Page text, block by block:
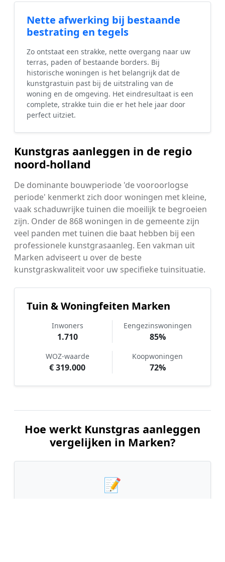
Nette afwerking bij bestaande
bestrating en tegels
Zo ontstaat een strakke, nette overgang naar uw
terras, paden of bestaande borders. Bij
historische woningen is het belangrijk dat de
kunstgrastuin past bij de uitstraling van de
woning en de omgeving. Het eindresultaat is een
complete, strakke tuin die er het hele jaar door
perfect uitziet.
Kunstgras aanleggen in de regio
noord-holland
De dominante bouwperiode 'de vooroorlogse
periode' kenmerkt zich door woningen met kleine,
vaak schaduwrijke tuinen die moeilijk te begroeien
zijn. Onder de 868 woningen in de gemeente zijn
veel panden met tuinen die baat hebben bij een
professionele kunstgrasaanleg. Een vakman uit
Marken adviseert u over de beste
kunstgraskwaliteit voor uw specifieke tuinsituatie.
Tuin & Woningfeiten Marken
Inwoners
1.710
Eengezinswoningen
85%
WOZ-waarde
€ 319.000
Koopwoningen
72%
Hoe werkt Kunstgras aanleggen
vergelijken in Marken?
📝